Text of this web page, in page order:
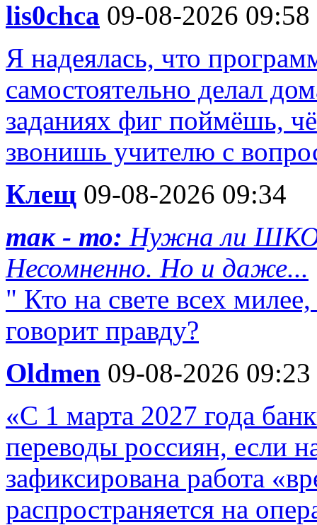
lis0chca 09-08-2026 09:58
Я надеялась, что
самостоятельно делал
заданиях фиг поймёшь, чё
звонишь учителю с
Клещ 09-08-2026 09:34
так - то: Нужна ли
Несомненно. Но и даже...
" Кто на свете всех
говорит правду?
Oldmen 09-08-2026 09:23
«С 1 марта 2027 года
переводы россиян, если
зафиксирована работа
распространяется на